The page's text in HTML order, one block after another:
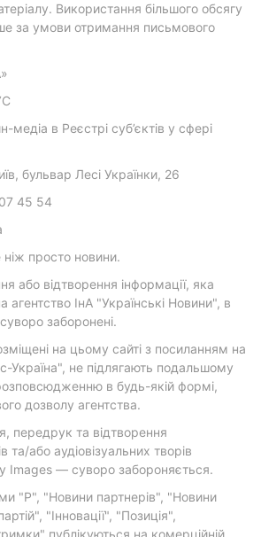
Використання більшого обсягу
за умови отримання письмового
медіа в Реєстрі суб’єктів у сфері
бульвар Лесі Українки, 26
45 54
просто новини.
або відтворення інформації, яка
агентство ІнА "Українські Новини", в
заборонені.
на цьому сайті з посиланням на
Україна", не підлягають подальшому
в будь-якій формі,
дозволу агентства.
передрук та відтворення
та/або аудіовізуальних творів
Images — суворо забороняється.
"Р", "Новини партнерів", "Новини
"Інновації", "Позиція",
публікуються на комерційній